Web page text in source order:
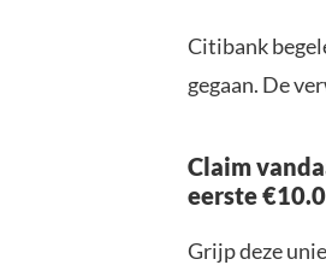
Citibank
gegaan. De
Claim
eerste
Grijp deze